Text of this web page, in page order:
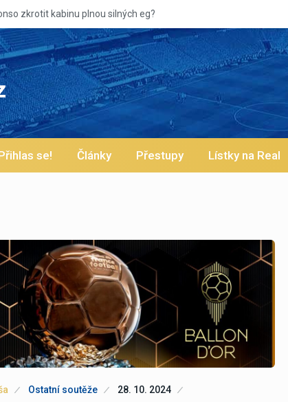
zkrotit kabinu plnou silných eg?
se! Články Přestupy Lístky na Real
Ostatní soutěže 28. 10. 2024